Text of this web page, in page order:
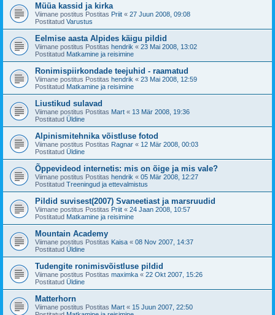
Müüa kassid ja kirka
Viimane postitus Postitas Priit « 27 Juun 2008, 09:08
Postitatud Varustus
Eelmise aasta Alpides käigu pildid
Viimane postitus Postitas hendrik « 23 Mai 2008, 13:02
Postitatud Matkamine ja reisimine
Ronimispiirkondade teejuhid - raamatud
Viimane postitus Postitas hendrik « 23 Mai 2008, 12:59
Postitatud Matkamine ja reisimine
Liustikud sulavad
Viimane postitus Postitas Mart « 13 Mär 2008, 19:36
Postitatud Üldine
Alpinismitehnika võistluse fotod
Viimane postitus Postitas Ragnar « 12 Mär 2008, 00:03
Postitatud Üldine
Õppevideod internetis: mis on õige ja mis vale?
Viimane postitus Postitas hendrik « 05 Mär 2008, 12:27
Postitatud Treeningud ja ettevalmistus
Pildid suvisest(2007) Svaneetiast ja marsruudid
Viimane postitus Postitas Priit « 24 Jaan 2008, 10:57
Postitatud Matkamine ja reisimine
Mountain Academy
Viimane postitus Postitas Kaisa « 08 Nov 2007, 14:37
Postitatud Üldine
Tudengite ronimisvõistluse pildid
Viimane postitus Postitas maximka « 22 Okt 2007, 15:26
Postitatud Üldine
Matterhorn
Viimane postitus Postitas Mart « 15 Juun 2007, 22:50